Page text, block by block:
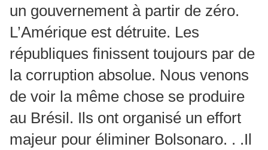
un gouvernement à partir de zéro.
L’Amérique est détruite. Les
républiques finissent toujours par de
la corruption absolue. Nous venons
de voir la même chose se produire
au Brésil. Ils ont organisé un effort
majeur pour éliminer Bolsonaro. . .Il